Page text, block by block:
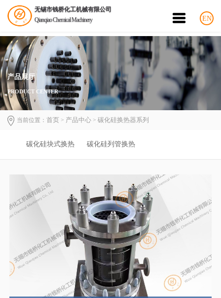
无锡市钱桥化工机械有限公司
Qianqiao Chemical Machinery
EN
产品展厅
PRODUCT CENTER
当前位置： 首页 > 产品中心 > 碳化硅换热器系列
碳化硅块式换热 碳化硅列管换热